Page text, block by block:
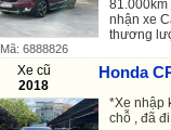
Mã: 6888826
nhận xe
thương
Xe cũ
2018
Honda
*Xe nhập
chỗ , đã đi